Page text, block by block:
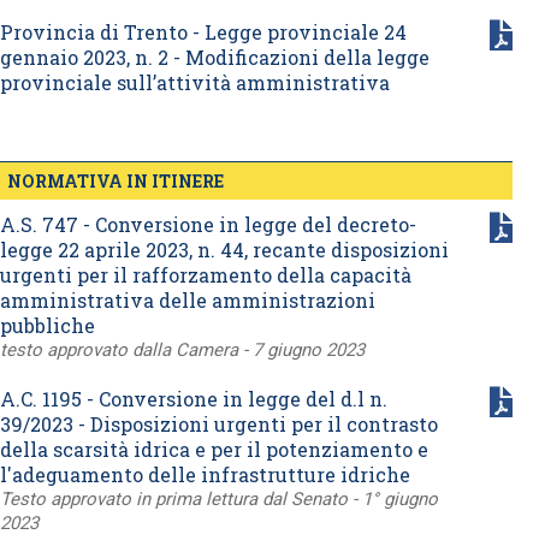
Provincia di Trento - Legge provinciale 24
gennaio 2023, n. 2 - Modificazioni della legge
provinciale sull’attività amministrativa
NORMATIVA IN ITINERE
A.S. 747 - Conversione in legge del decreto-
legge 22 aprile 2023, n. 44, recante disposizioni
urgenti per il rafforzamento della capacità
amministrativa delle amministrazioni
pubbliche
testo approvato dalla Camera - 7 giugno 2023
A.C. 1195 - Conversione in legge del d.l n.
39/2023 - Disposizioni urgenti per il contrasto
della scarsità idrica e per il potenziamento e
l'adeguamento delle infrastrutture idriche
Testo approvato in prima lettura dal Senato - 1° giugno
2023